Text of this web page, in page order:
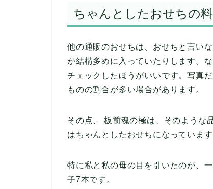
ちゃんとしたおせちの
他の通販のおせちは、おせちと言い
が結構多めに入っていたりします。
チェックしたほうがいいです。写真
ものの割合が多い場合があります。
その点、 板前魂の極は、そのような
はちゃんとしたおせちになっています
特に私と私の母の目を引いたのが、
子7本です。